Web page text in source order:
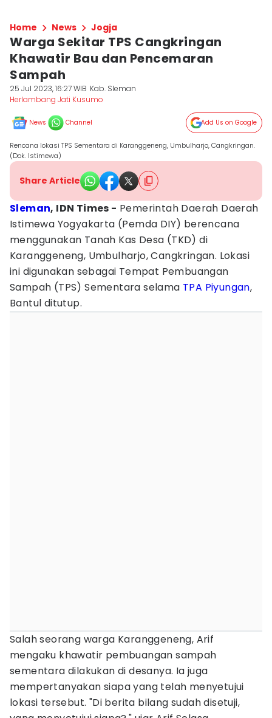
Home News Jogja
Warga Sekitar TPS Cangkringan
Khawatir Bau dan Pencemaran
Sampah
25 Jul 2023, 16:27 WIB Kab. Sleman
Herlambang Jati Kusumo
News Channel Add Us on Google
Rencana lokasi TPS Sementara di Karanggeneng, Umbulharjo, Cangkringan.
(Dok. Istimewa)
Share Article
Sleman, IDN Times - Pemerintah Daerah Daerah
Istimewa Yogyakarta (Pemda DIY) berencana
menggunakan Tanah Kas Desa (TKD) di
Karanggeneng, Umbulharjo, Cangkringan. Lokasi
ini digunakan sebagai Tempat Pembuangan
Sampah (TPS) Sementara selama TPA Piyungan,
Bantul ditutup.
Salah seorang warga Karanggeneng, Arif
mengaku khawatir pembuangan sampah
sementara dilakukan di desanya. Ia juga
mempertanyakan siapa yang telah menyetujui
lokasi tersebut. "Di berita bilang sudah disetuji,